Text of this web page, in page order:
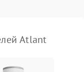
Atlant